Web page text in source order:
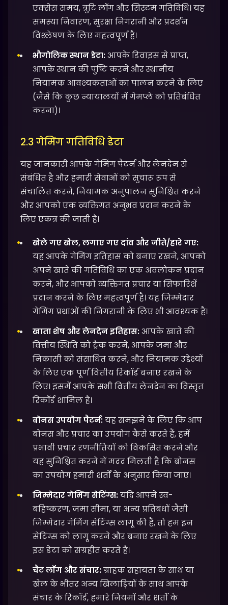
एक्सेस समय, त्रुटि लॉग और सिस्टम गतिविधि। यह
समस्या निवारण, सुरक्षा निगरानी और प्रदर्शन
विश्लेषण के लिए महत्वपूर्ण है।
भौगोलिक स्थान डेटा:आपके डिवाइस से प्राप्त,
आपके स्थान की पुष्टि करने और स्थानीय
नियामक आवश्यकताओं का पालन करने के लिए
(जैसे कि कुछ न्यायालयों में गेमप्ले को प्रतिबंधित
करना)।
2.3 गेमिंग गतिविधि डेटा
यह जानकारी आपके गेमिंग पैटर्न और लेनदेन से
संबंधित है और हमारी सेवाओं को सुचारू रूप से
संचालित करने, नियामक अनुपालन सुनिश्चित करने
और आपको एक व्यक्तिगत अनुभव प्रदान करने के
लिए एकत्र की जाती है।
खेले गए खेल, लगाए गए दांव और जीते/हारे गए:
यह आपके गेमिंग इतिहास को बनाए रखने, आपको
अपने खाते की गतिविधि का एक अवलोकन प्रदान
करने, और आपको व्यक्तिगत प्रचार या सिफारिशें
प्रदान करने के लिए महत्वपूर्ण है। यह जिम्मेदार
गेमिंग प्रथाओं की निगरानी के लिए भी आवश्यक है।
खाता शेष और लेनदेन इतिहास:आपके खाते की
वित्तीय स्थिति को ट्रैक करने, आपके जमा और
निकासी को संसाधित करने, और नियामक उद्देश्यों
के लिए एक पूर्ण वित्तीय रिकॉर्ड बनाए रखने के
लिए। इसमें आपके सभी वित्तीय लेनदेन का विस्तृत
रिकॉर्ड शामिल है।
बोनस उपयोग पैटर्न:यह समझने के लिए कि आप
बोनस और प्रचार का उपयोग कैसे करते हैं, हमें
प्रभावी प्रचार रणनीतियों को विकसित करने और
यह सुनिश्चित करने में मदद मिलती है कि बोनस
का उपयोग हमारी शर्तों के अनुसार किया जाए।
जिम्मेदार गेमिंग सेटिंग्स:यदि आपने स्व-
बहिष्करण, जमा सीमा, या अन्य प्रतिबंधों जैसी
जिम्मेदार गेमिंग सेटिंग्स लागू की हैं, तो हम इन
सेटिंग्स को लागू करने और बनाए रखने के लिए
इस डेटा को संग्रहीत करते हैं।
चैट लॉग और संचार:ग्राहक सहायता के साथ या
खेल के भीतर अन्य खिलाड़ियों के साथ आपके
संचार के रिकॉर्ड, हमारे नियमों और शर्तों के